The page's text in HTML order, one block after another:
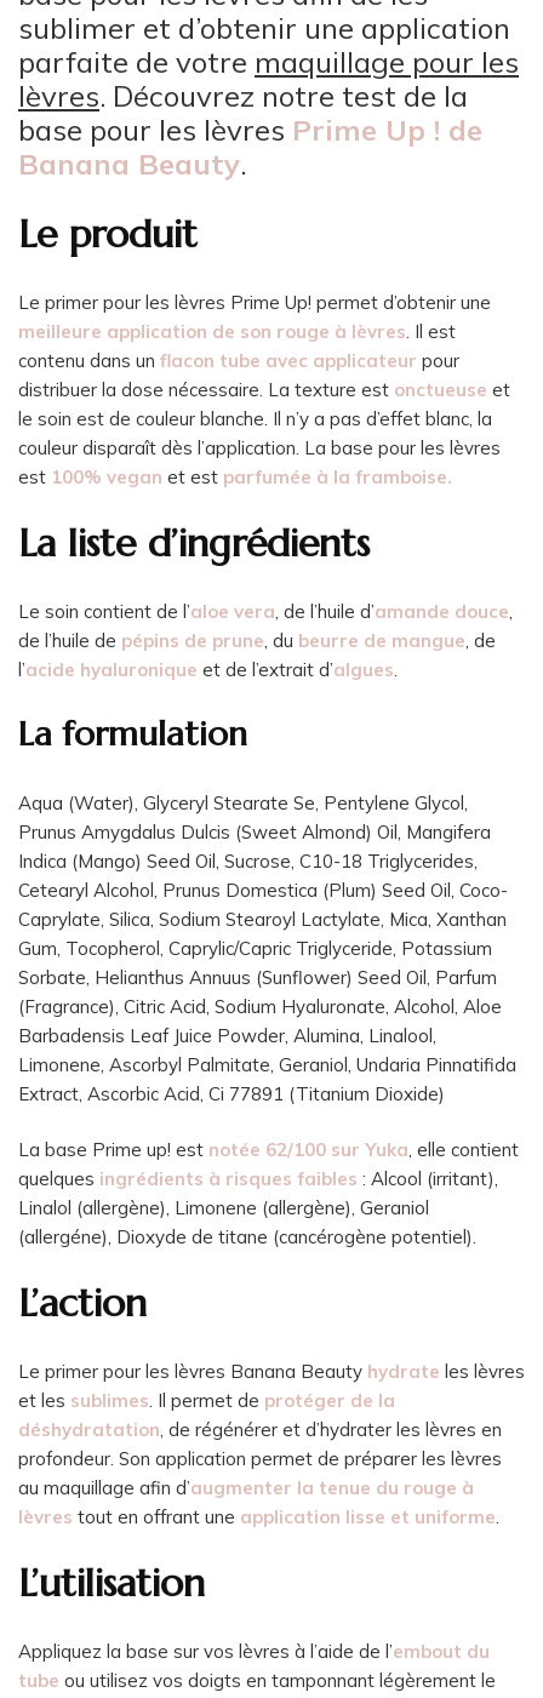
sublimer et d’obtenir une application
parfaite de votre maquillage pour les
lèvres. Découvrez notre test de la
base pour les lèvres Prime Up ! de
Banana Beauty.
Le produit
Le primer pour les lèvres Prime Up! permet d’obtenir une
meilleure application de son rouge à lèvres. Il est
contenu dans un flacon tube avec applicateur pour
distribuer la dose nécessaire. La texture est onctueuse et
le soin est de couleur blanche. Il n’y a pas d’effet blanc, la
couleur disparaît dès l’application. La base pour les lèvres
est 100% vegan et est parfumée à la framboise.
La liste d’ingrédients
Le soin contient de l’aloe vera, de l’huile d’amande douce,
de l’huile de pépins de prune, du beurre de mangue, de
l’acide hyaluronique et de l’extrait d’algues.
La formulation
Aqua (Water), Glyceryl Stearate Se, Pentylene Glycol,
Prunus Amygdalus Dulcis (Sweet Almond) Oil, Mangifera
Indica (Mango) Seed Oil, Sucrose, C10-18 Triglycerides,
Cetearyl Alcohol, Prunus Domestica (Plum) Seed Oil, Coco-
Caprylate, Silica, Sodium Stearoyl Lactylate, Mica, Xanthan
Gum, Tocopherol, Caprylic/Capric Triglyceride, Potassium
Sorbate, Helianthus Annuus (Sunflower) Seed Oil, Parfum
(Fragrance), Citric Acid, Sodium Hyaluronate, Alcohol, Aloe
Barbadensis Leaf Juice Powder, Alumina, Linalool,
Limonene, Ascorbyl Palmitate, Geraniol, Undaria Pinnatifida
Extract, Ascorbic Acid, Ci 77891 (Titanium Dioxide)
La base Prime up! est notée 62/100 sur Yuka, elle contient
quelques ingrédients à risques faibles : Alcool (irritant),
Linalol (allergène), Limonene (allergène), Geraniol
(allergéne), Dioxyde de titane (cancérogène potentiel).
L’action
Le primer pour les lèvres Banana Beauty hydrate les lèvres
et les sublimes. Il permet de protéger de la
déshydratation, de régénérer et d’hydrater les lèvres en
profondeur. Son application permet de préparer les lèvres
au maquillage afin d’augmenter la tenue du rouge à
lèvres tout en offrant une application lisse et uniforme.
L’utilisation
Appliquez la base sur vos lèvres à l’aide de l’embout du
tube ou utilisez vos doigts en tamponnant légèrement le